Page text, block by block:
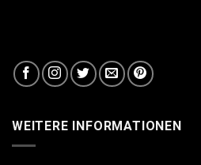
WEITERE INFORMATIONEN